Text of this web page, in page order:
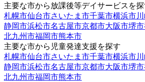
主要な市から放課後等デイサービスを探
札幌市仙台市さいたま市千葉市横浜市
静岡市浜松市名古屋市京都市大阪市堺市
北九州市福岡市熊本市
主要な市から児童発達支援を探す
札幌市仙台市さいたま市千葉市横浜市
静岡市浜松市名古屋市京都市大阪市堺市
北九州市福岡市熊本市